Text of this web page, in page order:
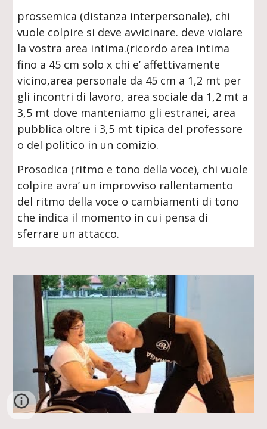
prossemica (distanza interpersonale), chi
vuole colpire si deve avvicinare. deve violare
la vostra area intima.(ricordo area intima
fino a 45 cm solo x chi e’ affettivamente
vicino,area personale da 45 cm a 1,2 mt per
gli incontri di lavoro, area sociale da 1,2 mt a
3,5 mt dove manteniamo gli estranei, area
pubblica oltre i 3,5 mt tipica del professore
o del politico in un comizio.
Prosodica (ritmo e tono della voce), chi vuole
colpire avra’ un improvviso rallentamento
del ritmo della voce o cambiamenti di tono
che indica il momento in cui pensa di
sferrare un attacco.